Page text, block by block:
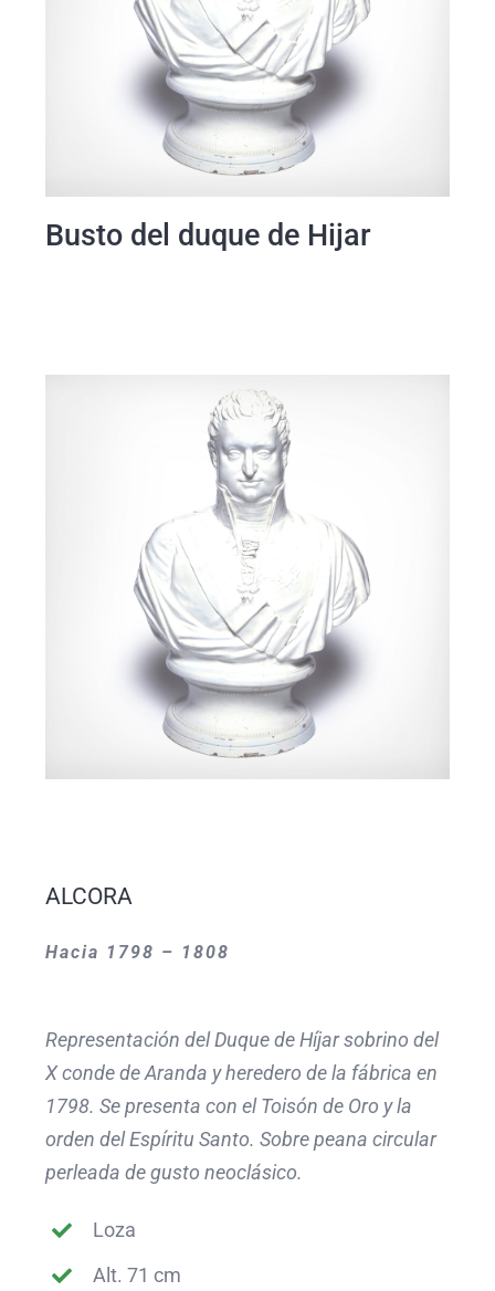
Busto del duque de Hijar
ALCORA
Hacia 1798 – 1808
Representación del Duque de Híjar sobrino del
X conde de Aranda y heredero de la fábrica en
1798. Se presenta con el Toisón de Oro y la
orden del Espíritu Santo. Sobre peana circular
perleada de gusto neoclásico.
Loza
Alt. 71 cm